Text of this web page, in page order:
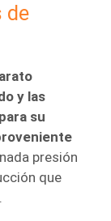
de
y las
su
presión
que